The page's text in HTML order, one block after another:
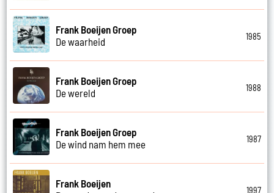
Frank Boeijen Groep
De waarheid
1985
Frank Boeijen Groep
De wereld
1988
Frank Boeijen Groep
De wind nam hem mee
1987
Frank Boeijen
1997